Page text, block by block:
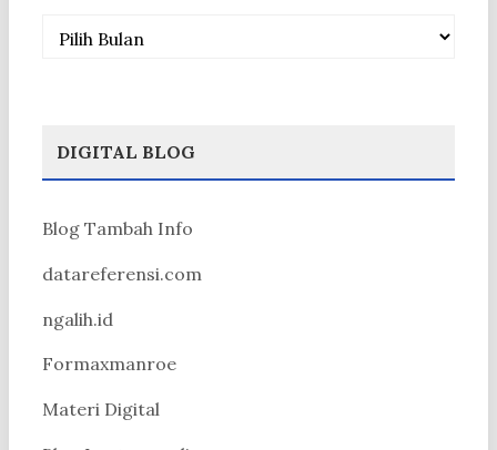
Arsip
DIGITAL BLOG
Blog Tambah Info
datareferensi.com
ngalih.id
Formaxmanroe
Materi Digital